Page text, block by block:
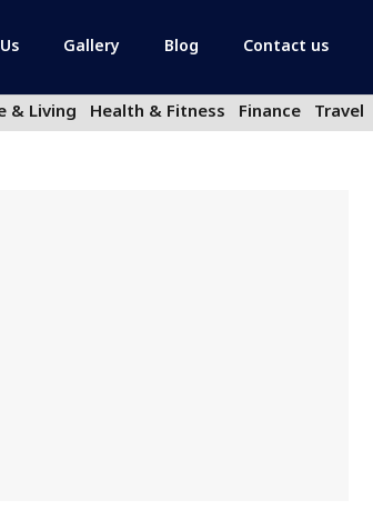
Gallery Blog Contact us
& Living Health & Fitness Finance Travel